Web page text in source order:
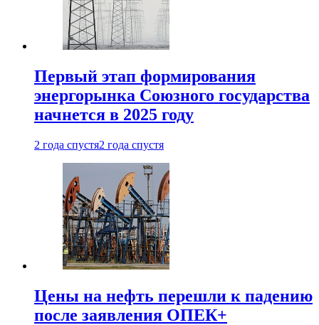
Первый этап формирования
энергорынка Союзного государства
начнется в 2025 году
2 года спустя2 года спустя
Цены на нефть перешли к падению
после заявления ОПЕК+